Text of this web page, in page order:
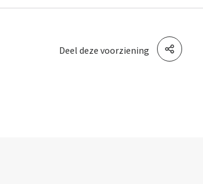
Deel deze voorziening